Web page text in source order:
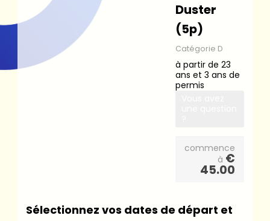
Duster
(5p)
Catégorie D
à partir de 23
ans et 3 ans de
permis
commence
à €
45.00
Sélectionnez vos dates de départ et